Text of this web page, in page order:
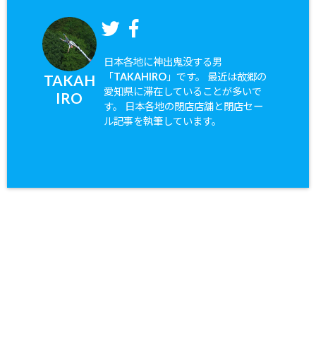
TAKAH
IRO
日本各地に神出鬼没する男
「TAKAHIRO」です。 最近は故郷の
愛知県に滞在していることが多いで
す。 日本各地の閉店店舗と閉店セー
ル記事を執筆しています。